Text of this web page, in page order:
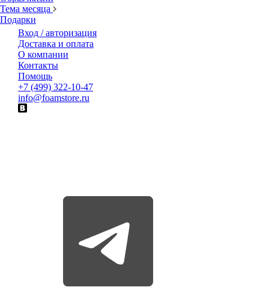
Тема месяца
Подарки
Вход / авторизация
Доставка и оплата
О компании
Контакты
Помощь
+7 (499) 322-10-47
info@foamstore.ru